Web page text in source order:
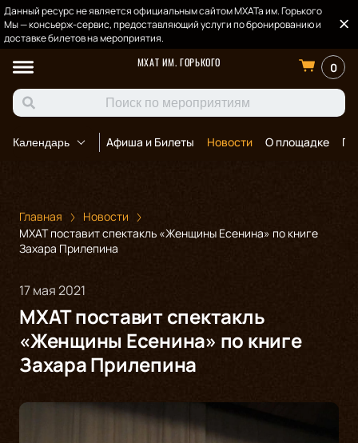
Данный ресурс не является официальным сайтом МХАТа им. Горького
Мы — консьерж-сервис, предоставляющий услуги по бронированию и
доставке билетов на мероприятия.
МХАТ ИМ. ГОРЬКОГО
0
Календарь Афиша и Билеты Новости О площадке
Главная
Новости
МХАТ поставит спектакль «Женщины Есенина» по книге
Захара Прилепина
17 мая 2021
МХАТ поставит спектакль
«Женщины Есенина» по книге
Захара Прилепина